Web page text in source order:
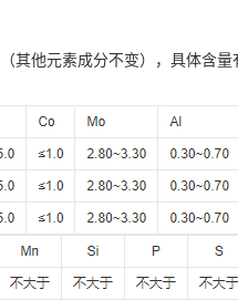
其他元素成分不变），具体含